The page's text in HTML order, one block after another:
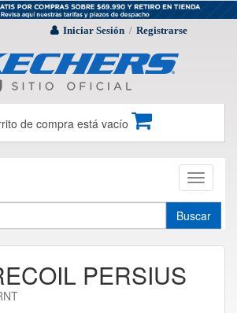
Iniciar Sesión / Registrarse
de compra está vacío
Toggle
Buscar
PERSIUS